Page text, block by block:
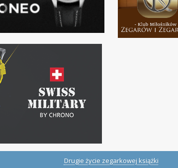
Drugie życie zegarkowej książki